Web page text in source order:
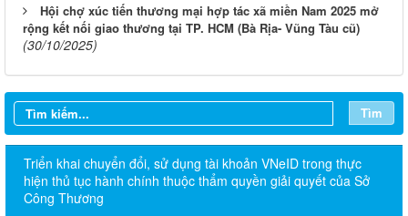
Hội chợ xúc tiến thương mại hợp tác xã miền Nam 2025 mở
rộng kết nối giao thương tại TP. HCM (Bà Rịa- Vũng Tàu cũ)
(30/10/2025)
Tìm
Triển khai chuyển đổi, sử dụng tài khoản VNeID trong thực
hiện thủ tục hành chính thuộc thẩm quyền giải quyết của Sở
Công Thương